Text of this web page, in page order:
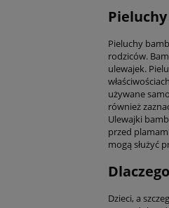
Pieluchy
rodziców.
ulewajek.
używane
również
Ulewajki
przed
mogą służyć
Dzieci, a